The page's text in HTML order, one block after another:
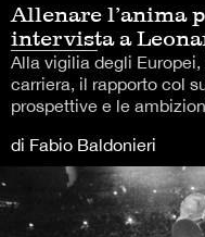
Allenare l’anima
intervista a
Alla vigilia degli
carriera, il rapporto col
prospettive e le
di Fabio Baldonieri